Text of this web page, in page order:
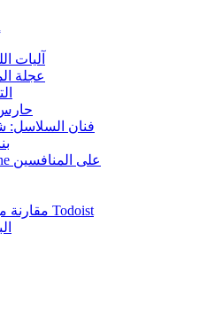
آليات
عجلة
حارس
فنان السلاسل:
لماذا يتفوق تلعيب BeeDone على المنافسين
مقارنة مع التطبيقات التقليدية مثل Todoist